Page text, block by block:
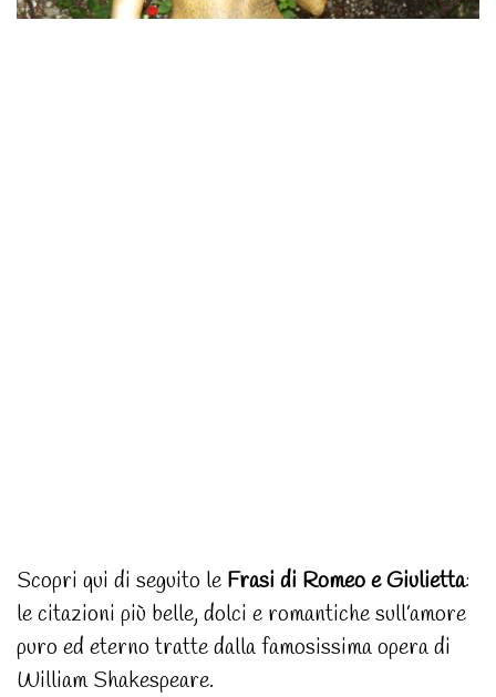
Scopri qui di seguito le Frasi di Romeo e Giulietta:
le citazioni più belle, dolci e romantiche sull’amore
puro ed eterno tratte dalla famosissima opera di
William Shakespeare.